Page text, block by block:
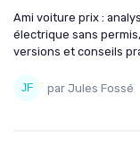
Ami voiture prix :
électrique sans
versions et conseils
par Jules Fossé